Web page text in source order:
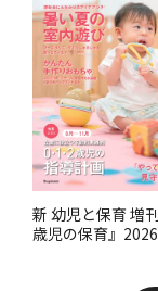
新 幼児と保育 増
歳児の保育』